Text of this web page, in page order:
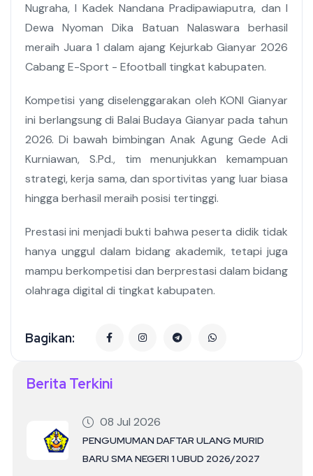
Nugraha, I Kadek Nandana Pradipawiaputra, dan I
Dewa Nyoman Dika Batuan Nalaswara berhasil
meraih Juara 1 dalam ajang Kejurkab Gianyar 2026
Cabang E-Sport - Efootball tingkat kabupaten.
Kompetisi yang diselenggarakan oleh KONI Gianyar
ini berlangsung di Balai Budaya Gianyar pada tahun
2026. Di bawah bimbingan Anak Agung Gede Adi
Kurniawan, S.Pd., tim menunjukkan kemampuan
strategi, kerja sama, dan sportivitas yang luar biasa
hingga berhasil meraih posisi tertinggi.
Prestasi ini menjadi bukti bahwa peserta didik tidak
hanya unggul dalam bidang akademik, tetapi juga
mampu berkompetisi dan berprestasi dalam bidang
olahraga digital di tingkat kabupaten.
Bagikan:
Berita Terkini
08 Jul 2026
PENGUMUMAN DAFTAR ULANG MURID
BARU SMA NEGERI 1 UBUD 2026/2027